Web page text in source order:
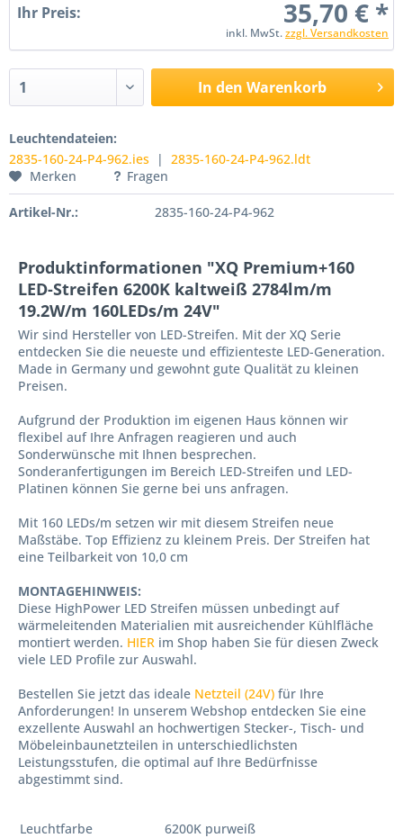
Ihr Preis: 35,70 € *
inkl. MwSt.zzgl. Versandkosten
In den Warenkorb
Leuchtendateien:
2835-160-24-P4-962.ies | 2835-160-24-P4-962.ldt
Merken
Fragen
Artikel-Nr.: 2835-160-24-P4-962
Produktinformationen "XQ Premium+160
LED-Streifen 6200K kaltweiß 2784lm/m
19.2W/m 160LEDs/m 24V"
Wir sind Hersteller von LED-Streifen. Mit der XQ Serie
entdecken Sie die neueste und effizienteste LED-Generation.
Made in Germany und gewohnt gute Qualität zu kleinen
Preisen.
Aufgrund der Produktion im eigenen Haus können wir
flexibel auf Ihre Anfragen reagieren und auch
Sonderwünsche mit Ihnen besprechen.
Sonderanfertigungen im Bereich LED-Streifen und LED-
Platinen können Sie gerne bei uns anfragen.
Mit 160 LEDs/m setzen wir mit diesem Streifen neue
Maßstäbe. Top Effizienz zu kleinem Preis. Der Streifen hat
eine Teilbarkeit von 10,0 cm
MONTAGEHINWEIS:
Diese HighPower LED Streifen müssen unbedingt auf
wärmeleitenden Materialien mit ausreichender Kühlfläche
montiert werden. HIER im Shop haben Sie für diesen Zweck
viele LED Profile zur Auswahl.
Bestellen Sie jetzt das ideale Netzteil (24V) für Ihre
Anforderungen! In unserem Webshop entdecken Sie eine
exzellente Auswahl an hochwertigen Stecker-, Tisch- und
Möbeleinbaunetzteilen in unterschiedlichsten
Leistungsstufen, die optimal auf Ihre Bedürfnisse
abgestimmt sind.
Leuchtfarbe
6200K purweiß